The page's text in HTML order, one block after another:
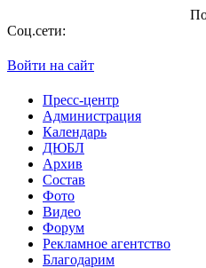
По
Соц.сети:
Войти на сайт
Пресс-центр
Администрация
Календарь
ДЮБЛ
Архив
Состав
Фото
Видео
Форум
Рекламное агентство
Благодарим